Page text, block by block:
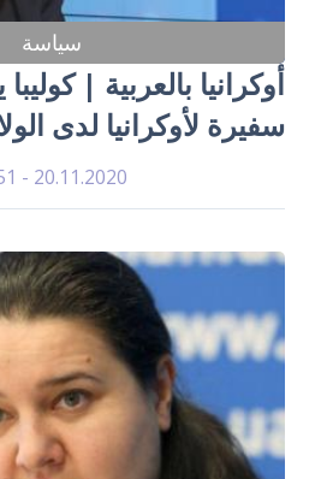
سياسة
أوكرانيا بالعربية |
سفيرة لأوكرانيا لدى
20.11.2020 - 17:51